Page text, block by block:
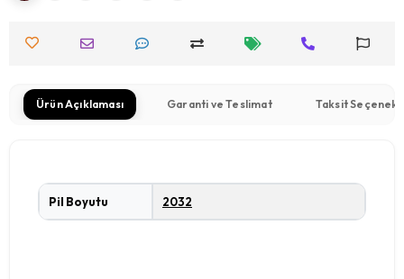
Ürün Açıklaması Garanti ve Teslimat Taksit
Pil Boyutu 2032